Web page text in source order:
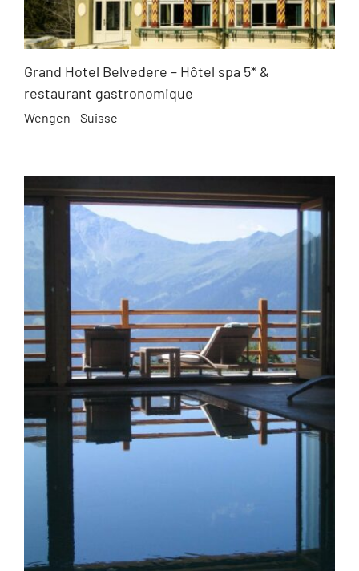
Grand Hotel Belvedere – Hôtel spa 5* &
restaurant gastronomique
Wengen - Suisse